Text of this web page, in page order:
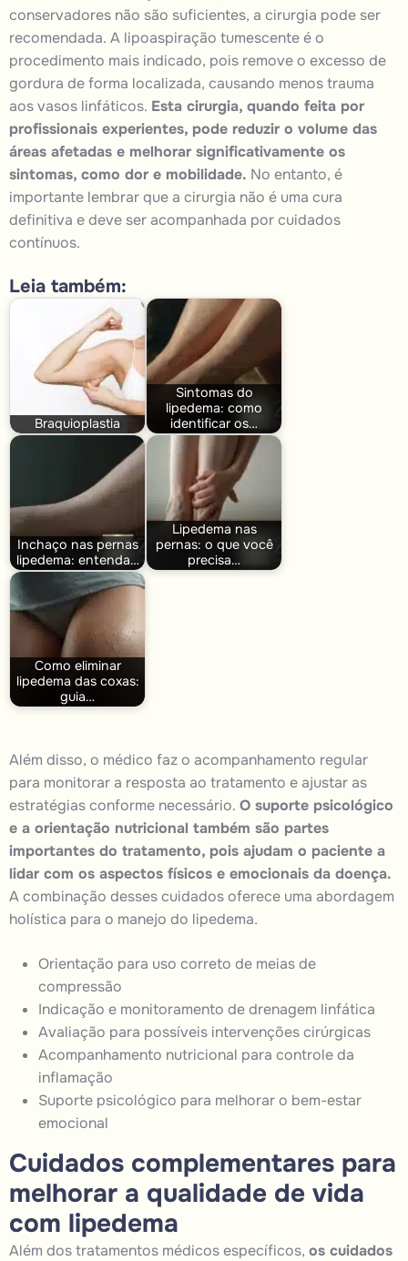
conservadores não são suficientes, a cirurgia pode ser
recomendada. A lipoaspiração tumescente é o
procedimento mais indicado, pois remove o excesso de
gordura de forma localizada, causando menos trauma
aos vasos linfáticos. Esta cirurgia, quando feita por
profissionais experientes, pode reduzir o volume das
áreas afetadas e melhorar significativamente os
sintomas, como dor e mobilidade. No entanto, é
importante lembrar que a cirurgia não é uma cura
definitiva e deve ser acompanhada por cuidados
contínuos.
Leia também:
Braquioplastia
Sintomas do
lipedema: como
identificar os…
Inchaço nas pernas
lipedema: entenda…
Lipedema nas
pernas: o que você
precisa…
Como eliminar
lipedema das coxas:
guia…
Além disso, o médico faz o acompanhamento regular
para monitorar a resposta ao tratamento e ajustar as
estratégias conforme necessário. O suporte psicológico
e a orientação nutricional também são partes
importantes do tratamento, pois ajudam o paciente a
lidar com os aspectos físicos e emocionais da doença.
A combinação desses cuidados oferece uma abordagem
holística para o manejo do lipedema.
Orientação para uso correto de meias de
compressão
Indicação e monitoramento de drenagem linfática
Avaliação para possíveis intervenções cirúrgicas
Acompanhamento nutricional para controle da
inflamação
Suporte psicológico para melhorar o bem-estar
emocional
Cuidados complementares para
melhorar a qualidade de vida
com lipedema
Além dos tratamentos médicos específicos, os cuidados